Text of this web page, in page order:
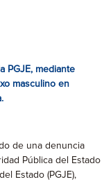
PGJE, mediante
masculino en
de una denuncia
Pública del Estado
Estado (PGJE),